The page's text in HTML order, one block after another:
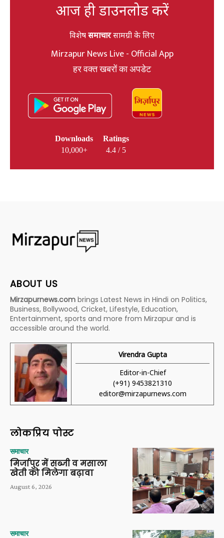
आज ही डाउनलोड करें
विशेषसमाचारसामग्री के लिए
Mirzapur News Live - Official App
हर वक्त खबरों का अपडेट
Downloads
10,000+
Ratings
4.4 / 5
ABOUT US
Mirzapurnews.com brings Latest News in Hindi on Politics,
Business, Bollywood, Cricket, Lifestyle, Education,
Entertainment, sports and more from Mirzapur and is
accessible around the world.
Virendra Gupta
Editor-in-Chief
(+91) 9453821310
editor@mirzapurnews.com
लोकप्रिय पोस्ट
समाचार
मिर्जापुर में सब्जी व मसाला
खेती को मिलेगा बढ़ावा
August 6, 2026
समाचार